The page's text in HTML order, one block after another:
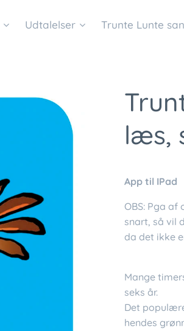
Udtalelser Trunte Lunte
læs,
App til IPad
OBS: Pga
snart, så vil
da det ikke
Mange
seks år.
Det
hendes